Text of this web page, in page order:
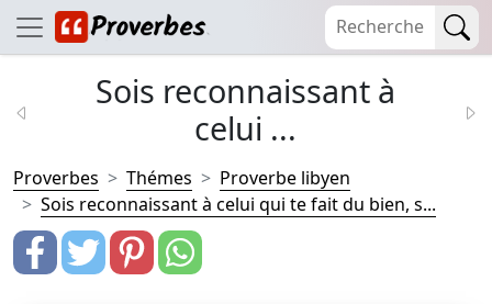
Sois reconnaissant à
celui ...
Proverbes Thémes
Proverbe libyen
Sois reconnaissant à celui qui te fait du bien, s...